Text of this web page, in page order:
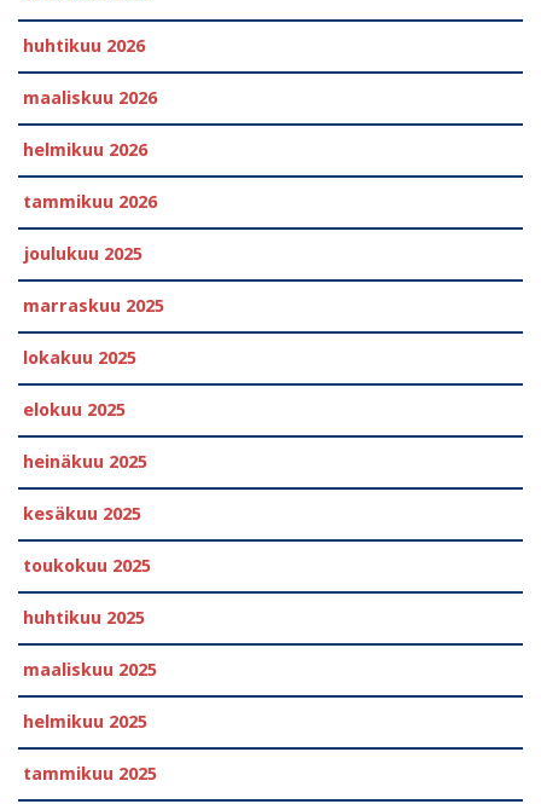
huhtikuu 2026
maaliskuu 2026
helmikuu 2026
tammikuu 2026
joulukuu 2025
marraskuu 2025
lokakuu 2025
elokuu 2025
heinäkuu 2025
kesäkuu 2025
toukokuu 2025
huhtikuu 2025
maaliskuu 2025
helmikuu 2025
tammikuu 2025